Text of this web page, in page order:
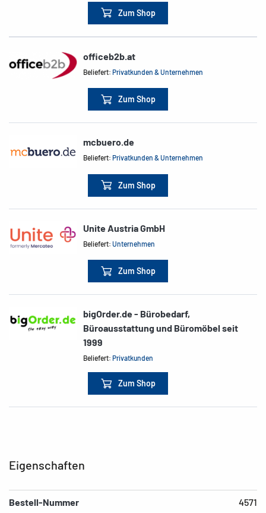
Zum Shop
officeb2b.at
Beliefert:Privatkunden & Unternehmen
Zum Shop
mcbuero.de
Beliefert:Privatkunden & Unternehmen
Zum Shop
Unite Austria GmbH
Beliefert:Unternehmen
Zum Shop
bigOrder.de - Bürobedarf,
Büroausstattung und Büromöbel seit
1999
Beliefert:Privatkunden
Zum Shop
Eigenschaften
Bestell-Nummer 4571